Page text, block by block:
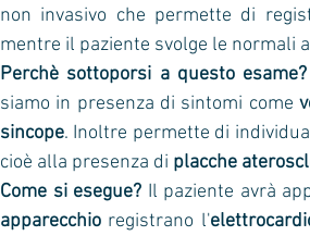
non invasivo che permette di
mentre il paziente svolge le normali
Perchè sottoporsi a questo esame?
siamo in presenza di sintomi come
sincope. Inoltre permette di
cioè alla presenza di placche
Come si esegue? Il paziente avrà
apparecchio registrano l'